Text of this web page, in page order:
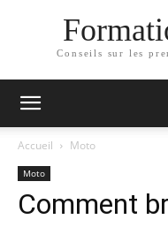
Conseils sur les
Accueil Moto
Moto
Comment